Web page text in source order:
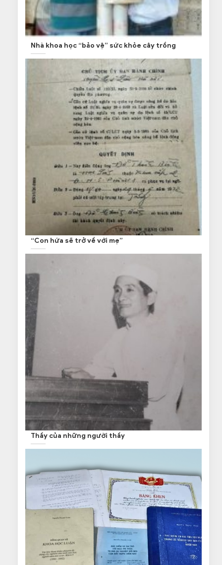
Nhà khoa học “bảo vệ” sức khỏe cây trồng
“Con hứa sẽ trở về với mẹ”
Thầy của những người thầy